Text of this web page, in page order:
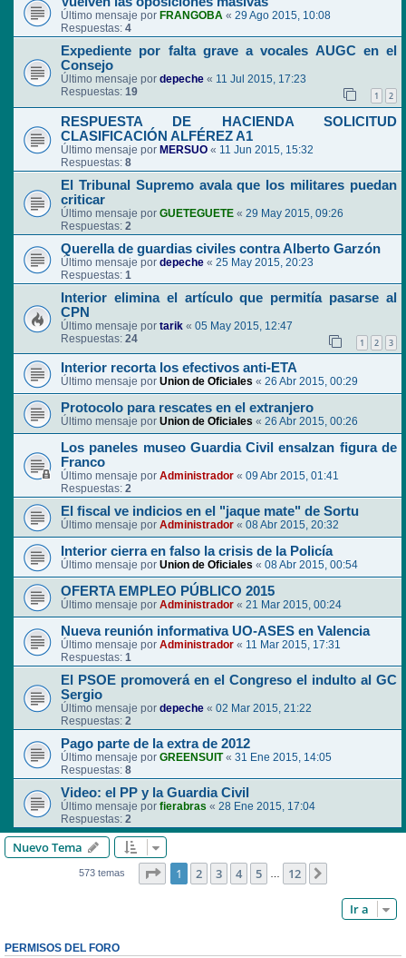
Último mensaje por FRANGOBA « 29 Ago 2015, 10:08
Respuestas: 4
Expediente por falta grave a vocales AUGC en el
Consejo
Último mensaje por depeche « 11 Jul 2015, 17:23
Respuestas: 19 1 2
RESPUESTA DE HACIENDA SOLICITUD
CLASIFICACIÓN ALFÉREZ A1
Último mensaje por MERSUO « 11 Jun 2015, 15:32
Respuestas: 8
El Tribunal Supremo avala que los militares puedan
criticar
Último mensaje por GUETEGUETE « 29 May 2015, 09:26
Respuestas: 2
Querella de guardias civiles contra Alberto Garzón
Último mensaje por depeche « 25 May 2015, 20:23
Respuestas: 1
Interior elimina el artículo que permitía pasarse al
CPN
Último mensaje por tarik « 05 May 2015, 12:47
Respuestas: 24 1 2 3
Interior recorta los efectivos anti-ETA
Último mensaje por Union de Oficiales « 26 Abr 2015, 00:29
Protocolo para rescates en el extranjero
Último mensaje por Union de Oficiales « 26 Abr 2015, 00:26
Los paneles museo Guardia Civil ensalzan figura de
Franco
Último mensaje por Administrador « 09 Abr 2015, 01:41
Respuestas: 2
El fiscal ve indicios en el "jaque mate" de Sortu
Último mensaje por Administrador « 08 Abr 2015, 20:32
Interior cierra en falso la crisis de la Policía
Último mensaje por Union de Oficiales « 08 Abr 2015, 00:54
OFERTA EMPLEO PÚBLICO 2015
Último mensaje por Administrador « 21 Mar 2015, 00:24
Nueva reunión informativa UO-ASES en Valencia
Último mensaje por Administrador « 11 Mar 2015, 17:31
Respuestas: 1
El PSOE promoverá en el Congreso el indulto al GC
Sergio
Último mensaje por depeche « 02 Mar 2015, 21:22
Respuestas: 2
Pago parte de la extra de 2012
Último mensaje por GREENSUIT« 31 Ene 2015, 14:05
Respuestas: 8
Video: el PP y la Guardia Civil
Último mensaje por fierabras « 28 Ene 2015, 17:04
Respuestas: 2
Nuevo Tema
573 temas Página de 12
1 2 3 4 5 … 12
Ir a
PERMISOS DEL FORO